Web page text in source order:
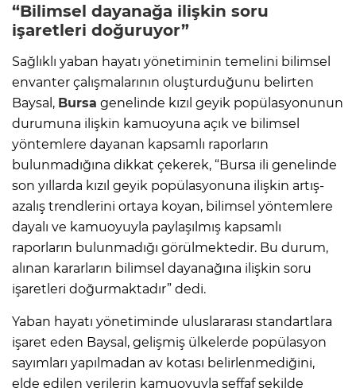
“Bilimsel dayanağa ilişkin soru
işaretleri doğuruyor”
Sağlıklı yaban hayatı yönetiminin temelini bilimsel
envanter çalışmalarının oluşturduğunu belirten
Baysal, Bursa genelinde kızıl geyik popülasyonunun
durumuna ilişkin kamuoyuna açık ve bilimsel
yöntemlere dayanan kapsamlı raporların
bulunmadığına dikkat çekerek, “Bursa ili genelinde
son yıllarda kızıl geyik popülasyonuna ilişkin artış-
azalış trendlerini ortaya koyan, bilimsel yöntemlere
dayalı ve kamuoyuyla paylaşılmış kapsamlı
raporların bulunmadığı görülmektedir. Bu durum,
alınan kararların bilimsel dayanağına ilişkin soru
işaretleri doğurmaktadır” dedi.
Yaban hayatı yönetiminde uluslararası standartlara
işaret eden Baysal, gelişmiş ülkelerde popülasyon
sayımları yapılmadan av kotası belirlenmediğini,
elde edilen verilerin kamuoyuyla şeffaf şekilde